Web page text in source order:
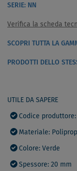
SERIE: NN
Verifica la scheda
SCOPRI TUTTA LA
PRODOTTI DELLO
UTILE DA SAPERE
Codice produttore:
Materiale:
Colore: Verde
Spessore: 20 mm